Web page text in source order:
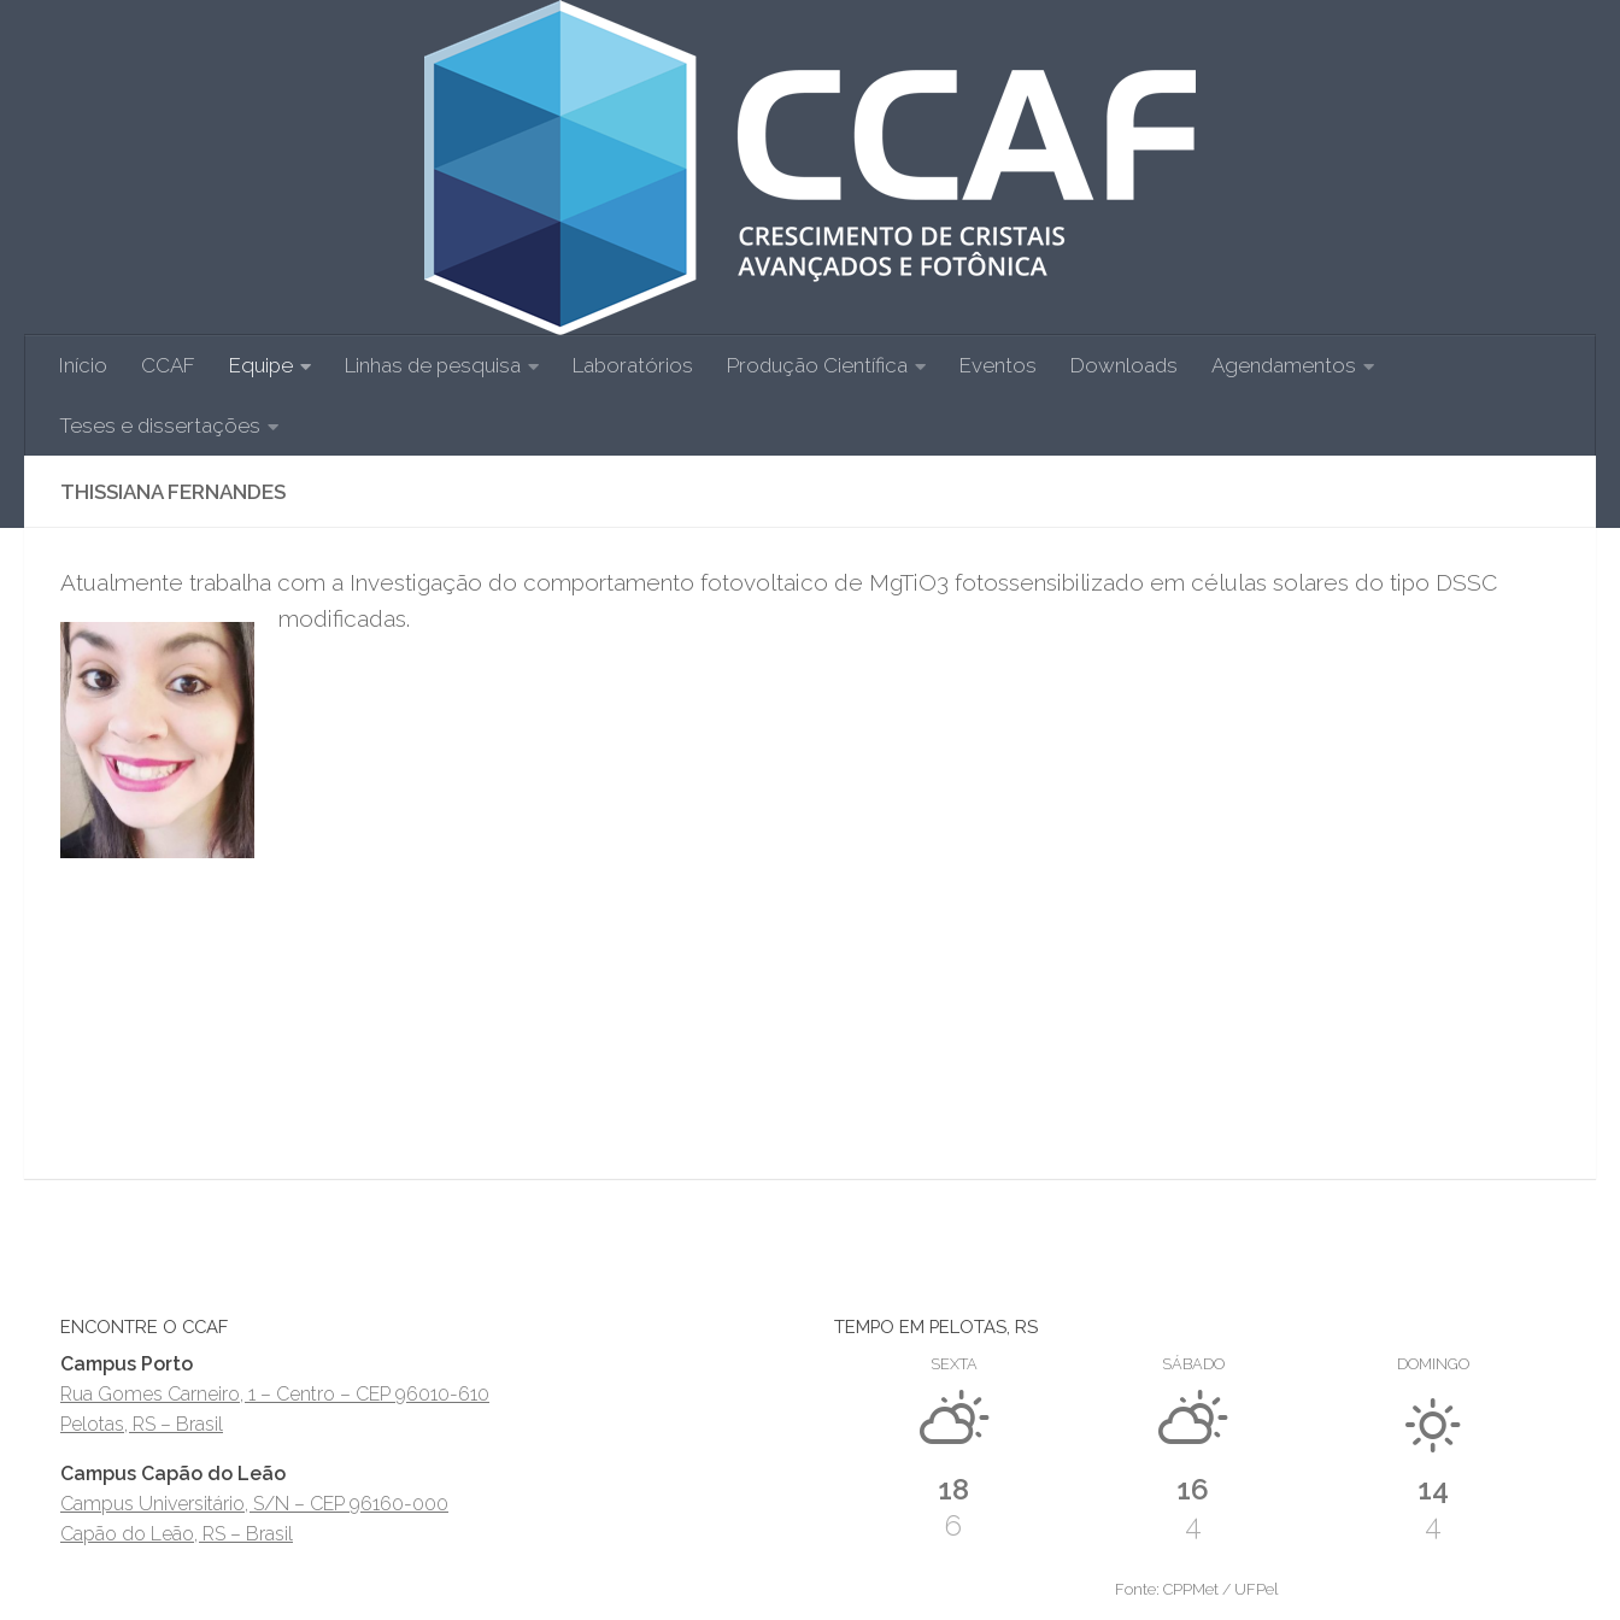
Início CCAF Equipe Linhas de pesquisa Laboratórios Produção Científica Eventos Downloads Agendamentos
Teses e dissertações
THISSIANA FERNANDES
Atualmente trabalha com a Investigação do comportamento fotovoltaico de MgTiO3 fotossensibilizado em células solares do tipo DSSC
modificadas.
ENCONTRE O CCAF
Campus Porto
Rua Gomes Carneiro, 1 – Centro – CEP 96010-610
Pelotas, RS – Brasil
Campus Capão do Leão
Campus Universitário, S/N – CEP 96160-000
Capão do Leão, RS – Brasil
TEMPO EM PELOTAS, RS
SEXTA
18
6
SÁBADO
16
4
DOMINGO
14
4
Fonte: CPPMet / UFPel